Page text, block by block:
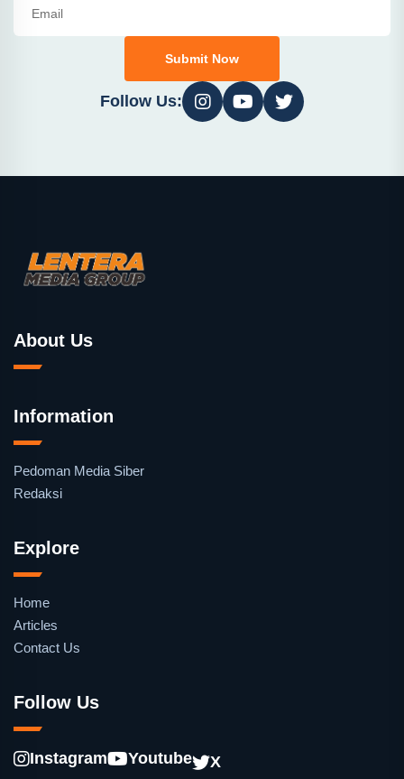
Submit Now
Follow Us:
About Us
Information
Pedoman Media Siber
Redaksi
Explore
Home
Articles
Contact Us
Follow Us
Instagram Youtube X